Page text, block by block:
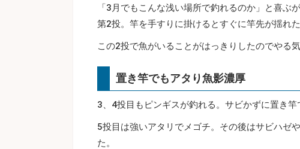
「3月でもこんな浅い場所で釣れるのか」と喜
第2投。竿を手すりに掛けるとすぐに竿先が揺れ
この2投で魚がいることがはっきりしたのでやる気
置き竿でもアタり魚影濃厚
3、4投目もピンギスが釣れる。サビかずに置き
5投目は強いアタリでメゴチ。その後はサビハゼ
た。